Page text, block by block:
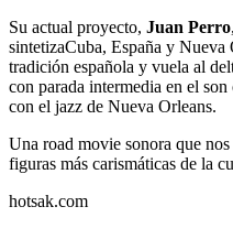
Su actual proyecto, Juan Perro
sintetizaCuba, España y
tradición española y vuela al
con parada intermedia en el
con el jazz de Nueva Orleans.
Una road movie sonora que
figuras más carismáticas de la
hotsak.com